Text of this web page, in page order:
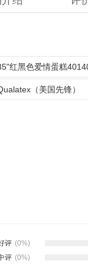
红黑色爱情蛋糕
（美国先锋）
评 (0%)
评 (0%)